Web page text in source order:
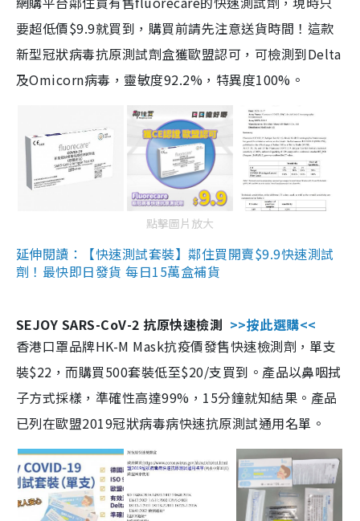
要超低價$9.9就買到，購買前請先注意送貨時間！這款
新型冠狀病毒抗原測試劑盒獲歐盟認可，可檢測到Delta
及Omicorn病毒，靈敏度92.2%，特異度100%。
點擊圖片放大
延伸閱讀：【快速測試套裝】鄰住買開賣$9.9快速測試
劑！最快即日發貨 每日15萬盒補貨
SEJOY SARS-CoV-2 抗原快速檢測 >>按此選購<<
香港口罩品牌HK-M Mask抗疫價發售快速檢測劑，單支
裝$22，而購買500套裝低至$20/支買到。產品以鼻咽拭
子方式採樣，準確性高達99%，15分鐘就知結果。產品
已列在歐盟2019冠狀病毒病快速抗原測試通用名單。